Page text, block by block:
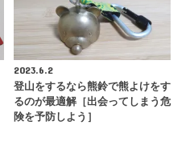
2023.6.2
登山をするなら熊鈴で熊よけをす
るのが最適解［出会ってしまう危
険を予防しよう］